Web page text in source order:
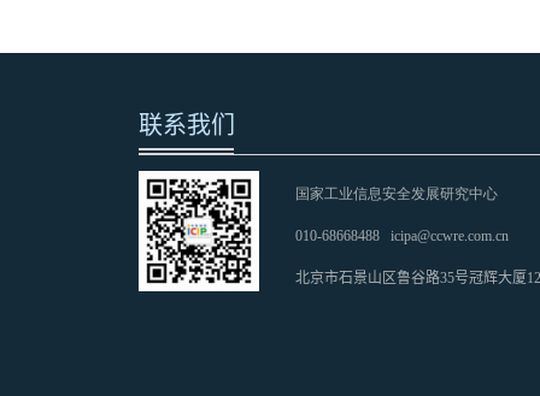
联系我们
国家工业信息安全发展研究中心
010-68668488 icipa@ccwre.com.cn
北京市石景山区鲁谷路35号冠辉大厦